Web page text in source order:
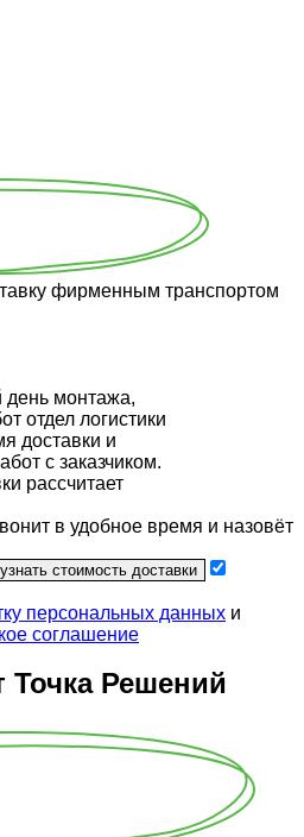
фирменным транспортом
день монтажа,
отдел логистики
доставки и
с заказчиком.
рассчитает
в удобное время и назовёт
узнать стоимость доставки
персональных данных и
соглашение
Точка Решений